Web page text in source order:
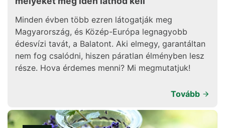
Minden évben több ezren látogatják meg
Magyarország, és Közép-Európa legnagyobb
édesvízi tavát, a Balatont. Aki elmegy, garantáltan
nem fog csalódni, hiszen páratlan élményben lesz
része. Hova érdemes menni? Mi megmutatjuk!
Tovább